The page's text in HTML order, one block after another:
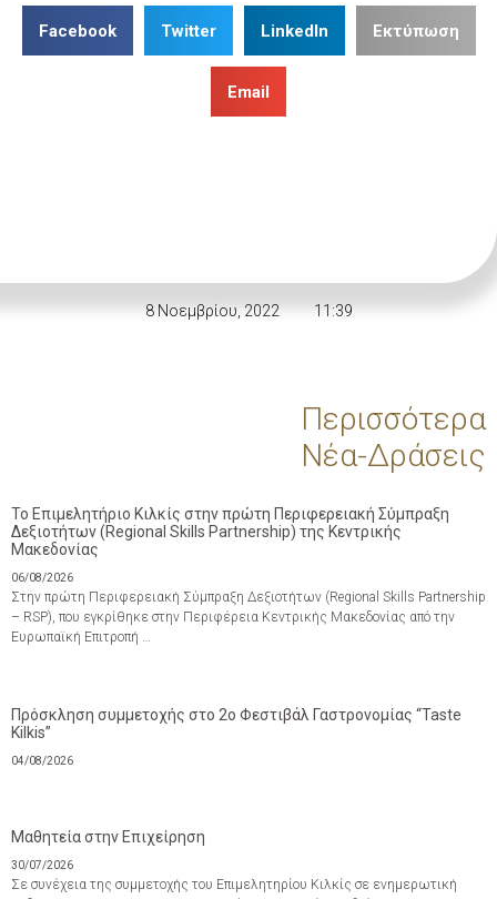
Facebook Twitter LinkedIn Εκτύπωση
Email
8 Νοεμβρίου, 2022 11:39
Περισσότερα
Νέα-Δράσεις
Το Επιμελητήριο Κιλκίς στην πρώτη Περιφερειακή Σύμπραξη
Δεξιοτήτων (Regional Skills Partnership) της Κεντρικής
Μακεδονίας
06/08/2026
Στην πρώτη Περιφερειακή Σύμπραξη Δεξιοτήτων (Regional Skills Partnership
– RSP), που εγκρίθηκε στην Περιφέρεια Κεντρικής Μακεδονίας από την
Ευρωπαϊκή Επιτροπή …
Πρόσκληση συμμετοχής στο 2ο Φεστιβάλ Γαστρονομίας “Taste
Kilkis”
04/08/2026
Μαθητεία στην Επιχείρηση
30/07/2026
Σε συνέχεια της συμμετοχής του Επιμελητηρίου Κιλκίς σε ενημερωτική